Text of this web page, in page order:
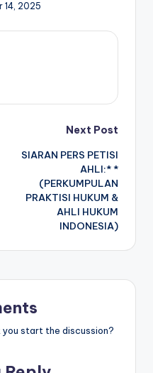
14, 2025
Next Post
SIARAN PERS PETISI
AHLI:* *
(PERKUMPULAN
PRAKTISI HUKUM &
AHLI HUKUM
INDONESIA)
you start the discussion?